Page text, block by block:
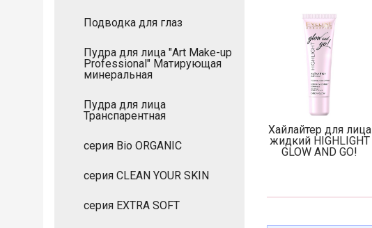
Хайлайтер для лица
жидкий HIGHLIGHT
GLOW AND GO!
Подводка для глаз
Пудра для лица "Art Make-up
Professional" Матирующая
минеральная
Пудра для лица
Транспарентная
серия Bio ORGANIC
серия CLEAN YOUR SKIN
серия EXTRA SOFT